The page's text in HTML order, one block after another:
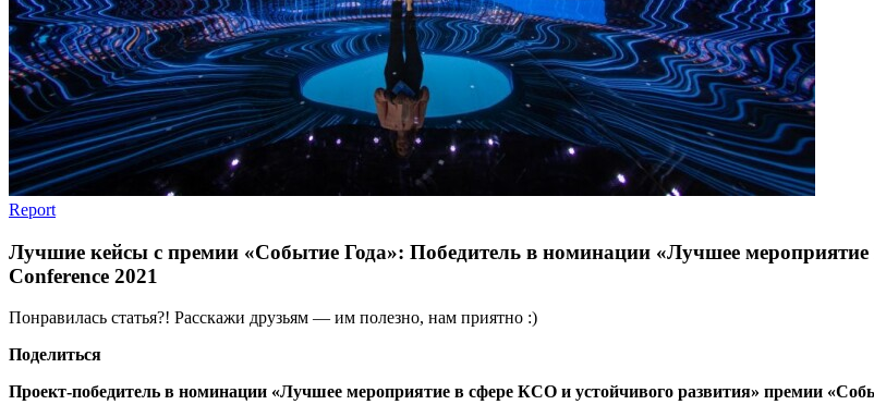
Report
Лучшие кейсы с премии «Событие Года»: Победитель в номинации «Лучшее
Conference 2021
Понравилась статья?! Расскажи друзьям — им полезно, нам приятно :)
Поделиться
Проект-победитель в номинации «Лучшее мероприятие в сфере КСО и устойчивого развития» премии